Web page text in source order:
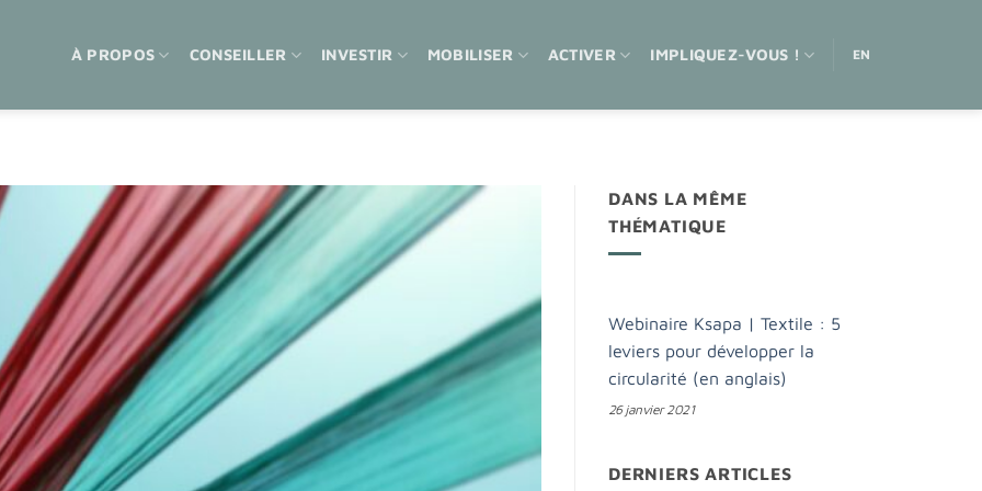
À PROPOS CONSEILLER INVESTIR MOBILISER ACTIVER IMPLIQUEZ-VOUS ! EN
DANS LA MÊME
THÉMATIQUE
Webinaire Ksapa | Textile : 5
leviers pour développer la
circularité (en anglais)
26 janvier 2021
DERNIERS ARTICLES